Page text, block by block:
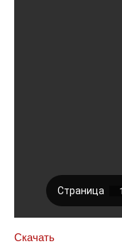
Скачать